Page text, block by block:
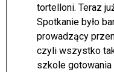
tortelloni. Teraz
Spotkanie było
prowadzący
czyli wszystko
szkole gotowania